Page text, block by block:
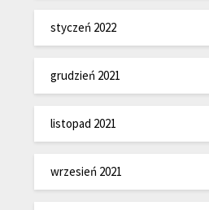
styczeń 2022
grudzień 2021
listopad 2021
wrzesień 2021